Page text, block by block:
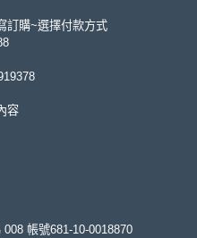
訂購~選擇付款方式
容
帳號681-10-0018870